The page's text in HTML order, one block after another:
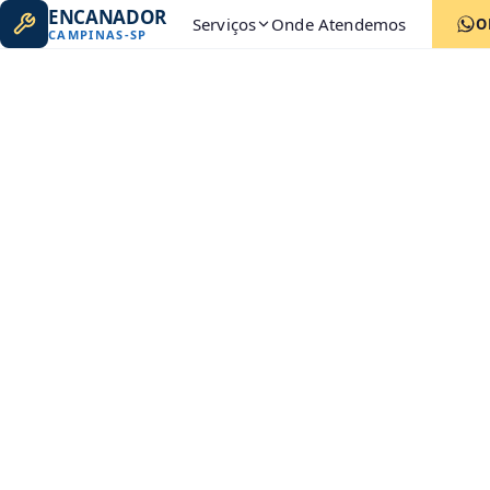
ENCANADOR
CAMPINAS-SP Serviços Onde Atendemos